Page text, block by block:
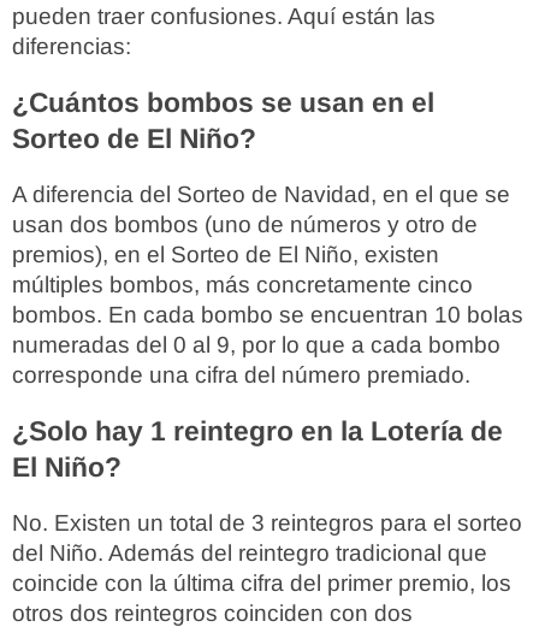
pueden traer confusiones. Aquí están las
diferencias:
¿Cuántos bombos se usan en el
Sorteo de El Niño?
A diferencia del Sorteo de Navidad, en el que se
usan dos bombos (uno de números y otro de
premios), en el Sorteo de El Niño, existen
múltiples bombos, más concretamente cinco
bombos. En cada bombo se encuentran 10 bolas
numeradas del 0 al 9, por lo que a cada bombo
corresponde una cifra del número premiado.
¿Solo hay 1 reintegro en la Lotería de
El Niño?
No. Existen un total de 3 reintegros para el sorteo
del Niño. Además del reintegro tradicional que
coincide con la última cifra del primer premio, los
otros dos reintegros coinciden con dos